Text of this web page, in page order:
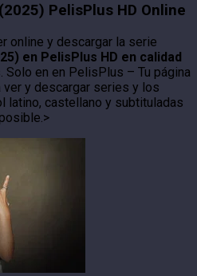
PelisPlus HD Online
online y descargar la serie
en PelisPlus HD en calidad
Solo en en PelisPlus – Tu página
y descargar series y los
latino, castellano y subtituladas